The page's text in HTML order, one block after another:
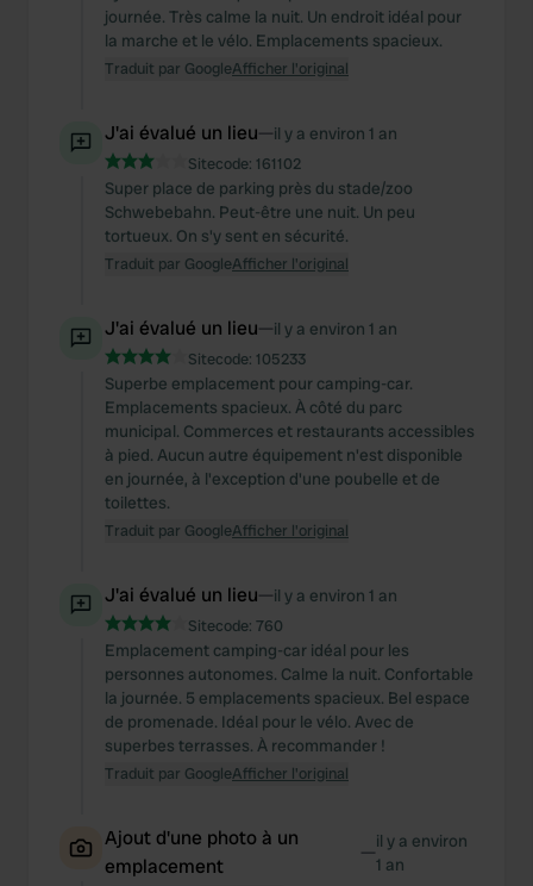
journée. Très calme la nuit. Un endroit idéal pour
la marche et le vélo. Emplacements spacieux.
Traduit par GoogleAfficher l'original
J'ai évalué un lieu—il y a environ 1 an
Sitecode: 161102
Super place de parking près du stade/zoo
Schwebebahn. Peut-être une nuit. Un peu
tortueux. On s'y sent en sécurité.
Traduit par GoogleAfficher l'original
J'ai évalué un lieu—il y a environ 1 an
Sitecode: 105233
Superbe emplacement pour camping-car.
Emplacements spacieux. À côté du parc
municipal. Commerces et restaurants accessibles
à pied. Aucun autre équipement n'est disponible
en journée, à l'exception d'une poubelle et de
toilettes.
Traduit par GoogleAfficher l'original
J'ai évalué un lieu—il y a environ 1 an
Sitecode: 760
Emplacement camping-car idéal pour les
personnes autonomes. Calme la nuit. Confortable
la journée. 5 emplacements spacieux. Bel espace
de promenade. Idéal pour le vélo. Avec de
superbes terrasses. À recommander !
Traduit par GoogleAfficher l'original
Ajout d'une photo à un
emplacement
—il y a environ
1 an